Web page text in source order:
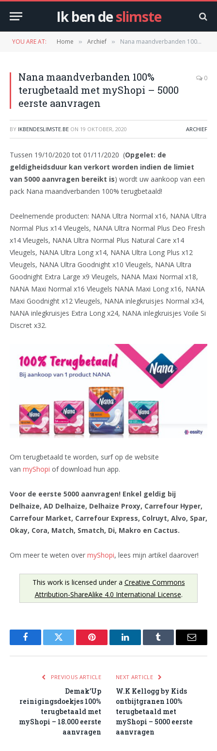
Ik ben deslimste
YOU ARE AT: Home » Archief » Nana maandverbanden 100% terugbetaald met myShopi – 5000 eerste aanvragen
Nana maandverbanden 100%
terugbetaald met myShopi – 5000
eerste aanvragen
0
BY IKBENDESLIMSTE.BE ON 19 OKTOBER, 2020 ARCHIEF
Tussen 19/10/2020 tot 01/11/2020 (Opgelet: de
geldigheidsduur kan verkort worden indien de limiet
van 5000 aanvragen bereikt is) wordt uw aankoop van een
pack Nana maandverbanden 100% terugbetaald!
Deelnemende producten: NANA Ultra Normal x16, NANA Ultra
Normal Plus x14 Vleugels, NANA Ultra Normal Plus Deo Fresh
x14 Vleugels, NANA Ultra Normal Plus Natural Care x14
Vleugels, NANA Ultra Long x14, NANA Ultra Long Plus x12
Vleugels, NANA Ultra Goodnight x10 Vleugels, NANA Ultra
Goodnight Extra Large x9 Vleugels, NANA Maxi Normal x18,
NANA Maxi Normal x16 Vleugels NANA Maxi Long x16, NANA
Maxi Goodnight x12 Vleugels, NANA inlegkruisjes Normal x34,
NANA inlegkruisjes Extra Long x24, NANA inlegkruisjes Voile Si
Discret x32.
Om terugbetaald te worden, surf op de website
van myShopi of download hun app.
Voor de eerste 5000 aanvragen! Enkel geldig bij
Delhaize, AD Delhaize, Delhaize Proxy, Carrefour Hyper,
Carrefour Market, Carrefour Express, Colruyt, Alvo, Spar,
Okay, Cora, Match, Smatch, Di, Makro en Cactus.
Om meer te weten over myShopi, lees mijn artikel daarover!
This work is licensed under a Creative Commons
Attribution-ShareAlike 4.0 International License.
FacebookTwitter Pinterest LinkedInTumblr Email
PREVIOUS ARTICLE
Demak’Up
reinigingsdoekjes 100%
terugbetaald met
myShopi – 18.000 eerste
aanvragen
NEXT ARTICLE
W.K Kellogg by Kids
ontbijtgranen 100%
terugbetaald met
myShopi – 5000 eerste
aanvragen